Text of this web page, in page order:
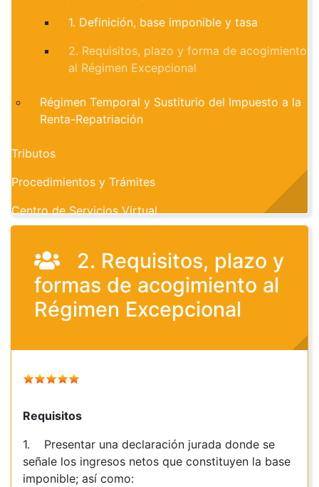
2. Requisitos, plazo y
formas de acogimiento al
Régimen Excepcional
Requisitos
1. Presentar una declaración jurada donde se
señale los ingresos netos que constituyen la base
imponible; así como:
1. Definición, base imponible y tasa
2. Requisitos, plazo y forma de acogimiento
al Régimen Excepcional
Régimen Temporal y Sustiturio del Impuesto a la
Renta-Repatriación
Tributos
Procedimientos y Trámites
Centro de Servicios Virtual